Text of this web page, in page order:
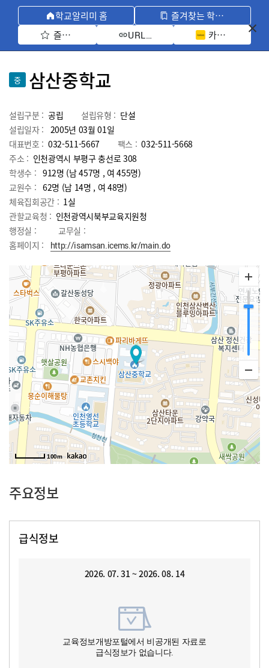
학교알리미 홈
즐겨찾는 학교 모아보기
즐겨찾기 선택
URL 복사 카카오톡 공유
중 삼산중학교
설립구분 : 공립 설립유형 : 단설
설립일자 : 2005년 03월 01일
대표번호 : 032-511-5667 팩스 : 032-511-5668
주소 : 인천광역시 부평구 충선로 308
학생수 : 912명 (남 457명 , 여 455명)
교원수 : 62명 (남 14명 , 여 48명)
체육집회공간 : 1실
관할교육청 : 인천광역시북부교육지원청
행정실 :
교무실 :
홈페이지 :
http://isamsan.icems.kr/main.do
100m
주요정보
급식정보
2026. 07. 31 ~ 2026. 08. 14
교육정보개방포털에서 비공개된 자료로
급식정보가 없습니다.